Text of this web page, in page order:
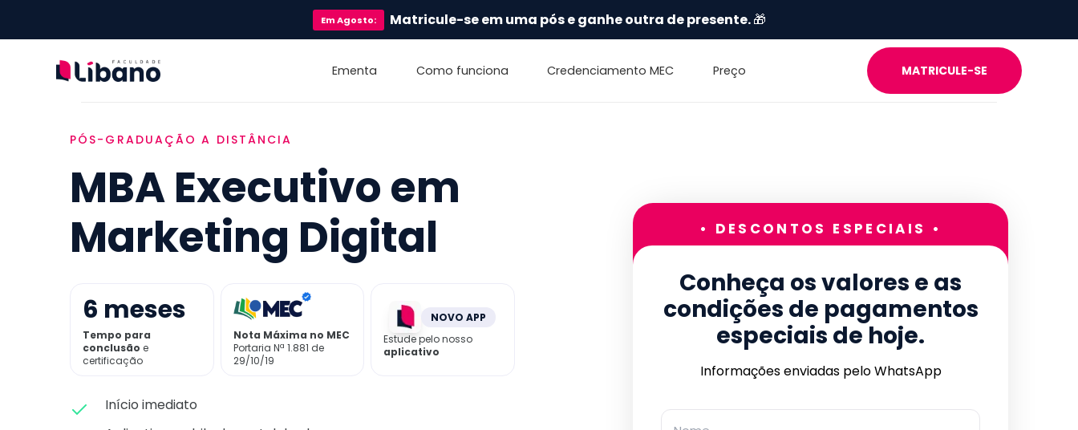
EmAgosto: Matricule-se em uma pós e ganhe outra de presente.🎁
Ementa Como funciona Credenciamento MEC Preço MATRICULE-SE
PÓS-GRADUAÇÃO A DISTÂNCIA
MBA Executivo em
Marketing Digital
6 meses
Tempo para
conclusão e
certificação
Nota Máxima no MEC
Portaria Nª 1.881 de
29/10/19
NOVO APP
Estude pelo nosso
aplicativo
Início imediato
• DESCONTOS ESPECIAIS •
Conheça os valores e as
condições de pagamentos
especiais de hoje.
Informações enviadas pelo WhatsApp